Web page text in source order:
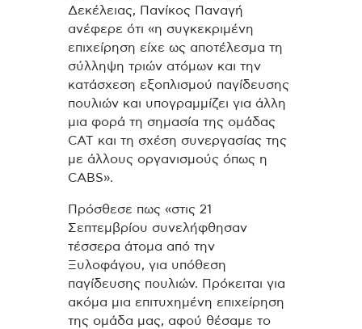
Δεκέλειας, Πανίκος Παναγή
ανέφερε ότι «η συγκεκριμένη
επιχείρηση είχε ως αποτέλεσμα τη
σύλληψη τριών ατόμων και την
κατάσχεση εξοπλισμού παγίδευσης
πουλιών και υπογραμμίζει για άλλη
μια φορά τη σημασία της ομάδας
CAT και τη σχέση συνεργασίας της
με άλλους οργανισμούς όπως η
CABS».
Πρόσθεσε πως «στις 21
Σεπτεμβρίου συνελήφθησαν
τέσσερα άτομα από την
Ξυλοφάγου, για υπόθεση
παγίδευσης πουλιών. Πρόκειται για
ακόμα μια επιτυχημένη επιχείρηση
της ομάδα μας, αφού θέσαμε το